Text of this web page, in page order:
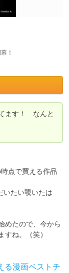
！
ます！　なんと
点で買える作品
たい覗いたは
めたので、今から
ね。（笑）
る漫画ベストチ